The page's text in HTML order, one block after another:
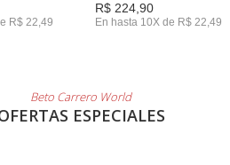
R$ 22,49
R$ 224,90
En hasta 10X de R$ 22,49
Beto Carrero World
ESPECIALES